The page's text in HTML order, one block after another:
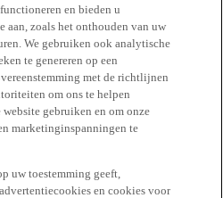
en bieden u
aan, zoals het onthouden van uw
We gebruiken ook analytische
te genereren op een
met de richtlijnen
om ons te helpen
gebruiken en om onze
marketinginspanningen te
uw toestemming geeft,
en cookies voor